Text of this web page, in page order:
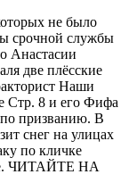
не было
срочной службы
Анастасии
две плёсские
Наши
Стр. 8 и его Фифа
призванию. В
снег на улицах
по кличке
ЧИТАЙТЕ НА